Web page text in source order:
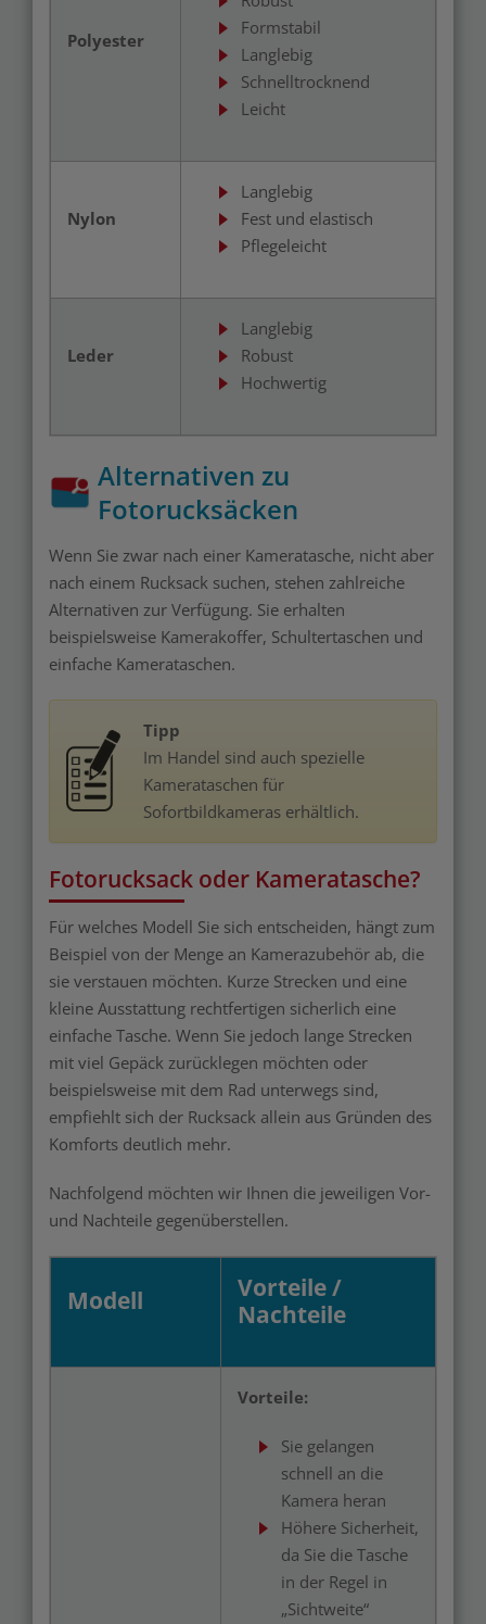
Polyester
Formstabil
Langlebig
Schnelltrocknend
Leicht
Nylon
Langlebig
Fest und elastisch
Pflegeleicht
Leder
Langlebig
Robust
Hochwertig
Alternativen zu
Fotorucksäcken
Wenn Sie zwar nach einer Kameratasche, nicht aber
nach einem Rucksack suchen, stehen zahlreiche
Alternativen zur Verfügung. Sie erhalten
beispielsweise Kamerakoffer, Schultertaschen und
einfache Kamerataschen.
Tipp
Im Handel sind auch spezielle
Kamerataschen für
Sofortbildkameras erhältlich.
Fotorucksack oder Kameratasche?
Für welches Modell Sie sich entscheiden, hängt zum
Beispiel von der Menge an Kamerazubehör ab, die
sie verstauen möchten. Kurze Strecken und eine
kleine Ausstattung rechtfertigen sicherlich eine
einfache Tasche. Wenn Sie jedoch lange Strecken
mit viel Gepäck zurücklegen möchten oder
beispielsweise mit dem Rad unterwegs sind,
empfiehlt sich der Rucksack allein aus Gründen des
Komforts deutlich mehr.
Nachfolgend möchten wir Ihnen die jeweiligen Vor-
und Nachteile gegenüberstellen.
Modell
Vorteile /
Nachteile
Vorteile:
Sie gelangen
schnell an die
Kamera heran
Höhere Sicherheit,
da Sie die Tasche
in der Regel in
„Sichtweite“